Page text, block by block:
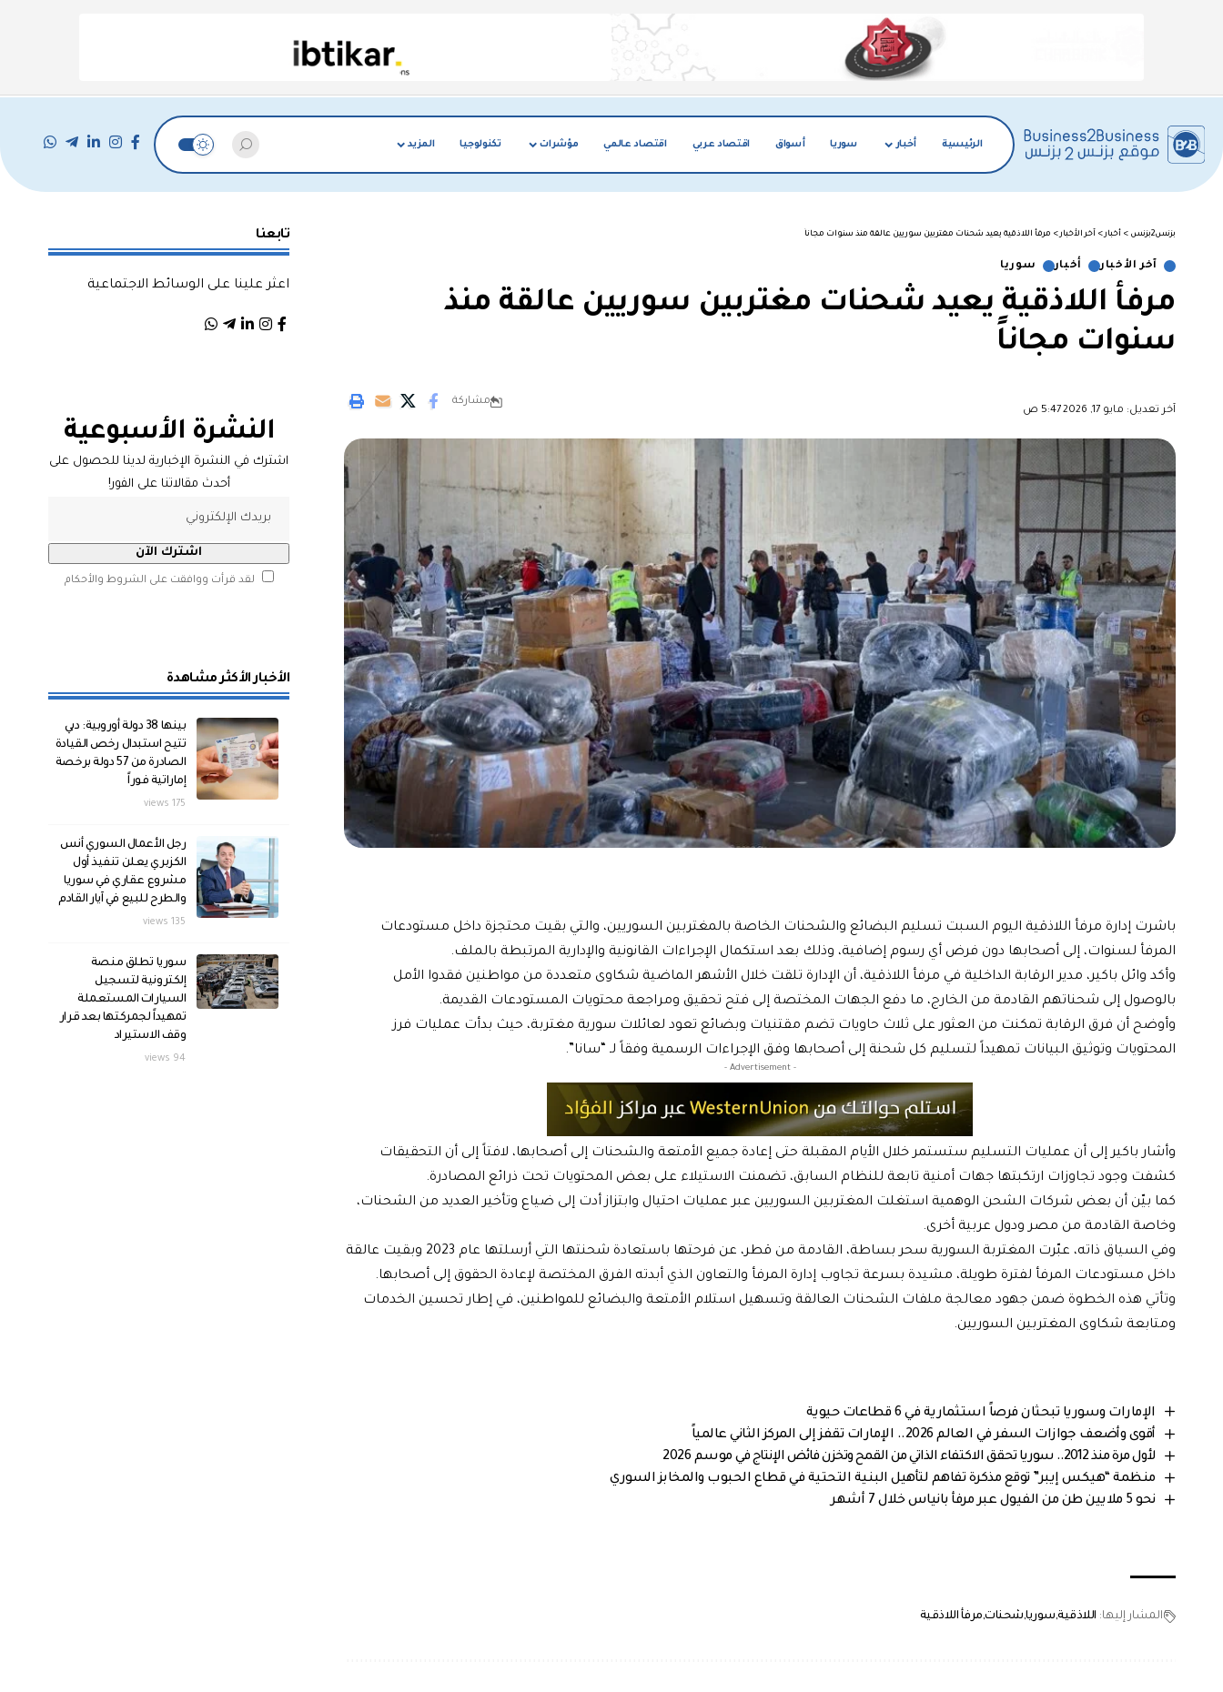
الرئيسية أخبار سوريا أسواق اقتصاد عربي اقتصاد عالمي مؤشرات تكنولوجيا المزيد
بزنس2بزنس > أخبار > آخر الأخبار > مرفأ اللاذقية يعيد شحنات مغتربين سوريين عالقة منذ سنوات مجاناً
آخر الأخبار أخبار سوريا
مرفأ اللاذقية يعيد شحنات مغتربين سوريين عالقة منذ
سنوات مجاناً
آخر تعديل: مايو 17, 2026 5:47 ص
مشاركة
باشرت إدارة مرفأ اللاذقية اليوم السبت تسليم البضائع والشحنات الخاصة بالمغتربين السوريين، والتي بقيت محتجزة داخل مستودعات
المرفأ لسنوات، إلى أصحابها دون فرض أي رسوم إضافية، وذلك بعد استكمال الإجراءات القانونية والإدارية المرتبطة بالملف.
وأكد وائل باكير، مدير الرقابة الداخلية في مرفأ اللاذقية، أن الإدارة تلقت خلال الأشهر الماضية شكاوى متعددة من مواطنين فقدوا الأمل
بالوصول إلى شحناتهم القادمة من الخارج، ما دفع الجهات المختصة إلى فتح تحقيق ومراجعة محتويات المستودعات القديمة.
وأوضح أن فرق الرقابة تمكنت من العثور على ثلاث حاويات تضم مقتنيات وبضائع تعود لعائلات سورية مغتربة، حيث بدأت عمليات فرز
المحتويات وتوثيق البيانات تمهيداً لتسليم كل شحنة إلى أصحابها وفق الإجراءات الرسمية وفقاً لـ “سانا”.
- Advertisement -
وأشار باكير إلى أن عمليات التسليم ستستمر خلال الأيام المقبلة حتى إعادة جميع الأمتعة والشحنات إلى أصحابها، لافتاً إلى أن التحقيقات
كشفت وجود تجاوزات ارتكبتها جهات أمنية تابعة للنظام السابق، تضمنت الاستيلاء على بعض المحتويات تحت ذرائع المصادرة.
كما بيّن أن بعض شركات الشحن الوهمية استغلت المغتربين السوريين عبر عمليات احتيال وابتزاز أدت إلى ضياع وتأخير العديد من الشحنات،
وخاصة القادمة من مصر ودول عربية أخرى.
وفي السياق ذاته، عبّرت المغتربة السورية سحر بساطة، القادمة من قطر، عن فرحتها باستعادة شحنتها التي أرسلتها عام 2023 وبقيت عالقة
داخل مستودعات المرفأ لفترة طويلة، مشيدة بسرعة تجاوب إدارة المرفأ والتعاون الذي أبدته الفرق المختصة لإعادة الحقوق إلى أصحابها.
وتأتي هذه الخطوة ضمن جهود معالجة ملفات الشحنات العالقة وتسهيل استلام الأمتعة والبضائع للمواطنين، في إطار تحسين الخدمات
ومتابعة شكاوى المغتربين السوريين.
الإمارات وسوريا تبحثان فرصاً استثمارية في 6 قطاعات حيوية
أقوى وأضعف جوازات السفر في العالم 2026.. الإمارات تقفز إلى المركز الثاني عالمياً
لأول مرة منذ 2012.. سوريا تحقق الاكتفاء الذاتي من القمح وتخزن فائض الإنتاج في موسم 2026
منظمة “هيكس إيبر” توقع مذكرة تفاهم لتأهيل البنية التحتية في قطاع الحبوب والمخابز السوري
نحو 5 ملايين طن من الفيول عبر مرفأ بانياس خلال 7 أشهر
المشار إليها: اللاذقية سوريا شحنات مرفأ اللاذقية
تابعنا
اعثر علينا على الوسائط الاجتماعية
النشرة الأسبوعية
اشترك في النشرة الإخبارية لدينا للحصول على
أحدث مقالاتنا على الفور!
لقد قرأت ووافقت على الشروط والأحكام
الأخبار الأكثر مشاهدة
بينها 38 دولة أوروبية: دبي
تتيح استبدال رخص القيادة
الصادرة من 57 دولة برخصة
إماراتية فوراً
175 views
رجل الأعمال السوري أنس
الكزبري يعلن تنفيذ أول
مشروع عقاري في سوريا
والطرح للبيع في آيار القادم
135 views
سوريا تطلق منصة
إلكترونية لتسجيل
السيارات المستعملة
تمهيداً لجمركتها بعد قرار
وقف الاستيراد
94 views